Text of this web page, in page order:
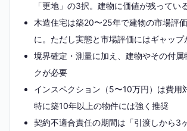
「更地」の3択。建物に価値が残ってい
木造住宅は築20〜25年で建物の市場評
に。ただし実態と市場評価にはギャップ
境界確定・測量に加え、建物やその付属
クが必要
インスペクション（5〜10万円）は費用
特に築10年以上の物件には強く推奨
契約不適合責任の期間は「引渡しから3